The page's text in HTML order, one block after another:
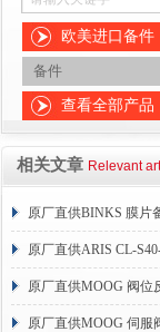
欧美进口备件
备件
查看全部产品
相关文章 Relevant
原厂直供BINKS 膜片
原厂直供ARIS CL-
原厂直供MOOG 阀位
004
原厂直供MOOG 伺服